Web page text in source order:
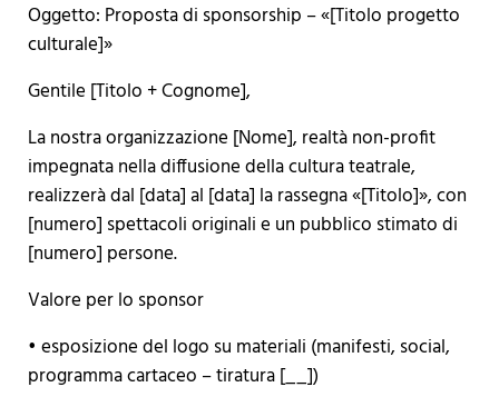
Oggetto: Proposta di sponsorship – «[Titolo progetto
culturale]»
Gentile [Titolo + Cognome],
La nostra organizzazione [Nome], realtà non-profit
impegnata nella diffusione della cultura teatrale,
realizzerà dal [data] al [data] la rassegna «[Titolo]», con
[numero] spettacoli originali e un pubblico stimato di
[numero] persone.
Valore per lo sponsor
• esposizione del logo su materiali (manifesti, social,
programma cartaceo – tiratura [__])